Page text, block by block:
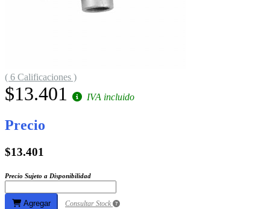
( 6 Calificaciones )
$13.401 IVA incluido
Precio
$13.401
Precio Sujeto a Disponibilidad
Agregar Consultar Stock